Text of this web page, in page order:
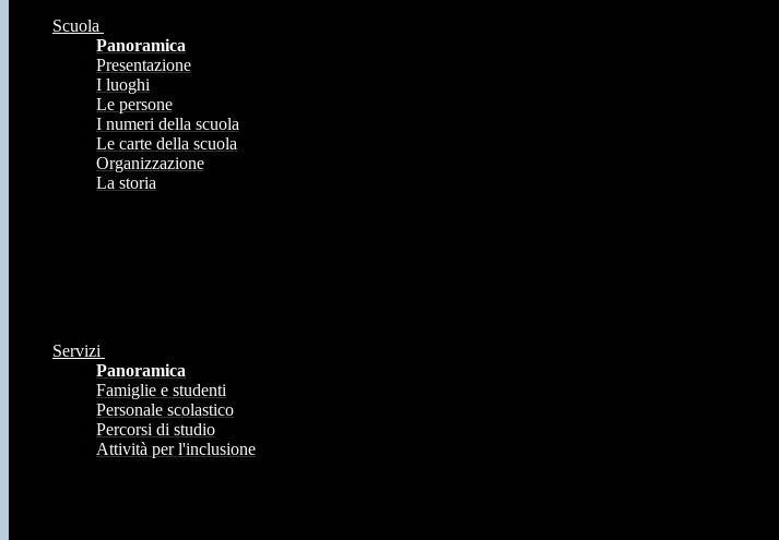
Scuola
Panoramica
Presentazione
I luoghi
Le persone
I numeri della scuola
Le carte della scuola
Organizzazione
La storia
Servizi
Panoramica
Famiglie e studenti
Personale scolastico
Percorsi di studio
Attività per l'inclusione